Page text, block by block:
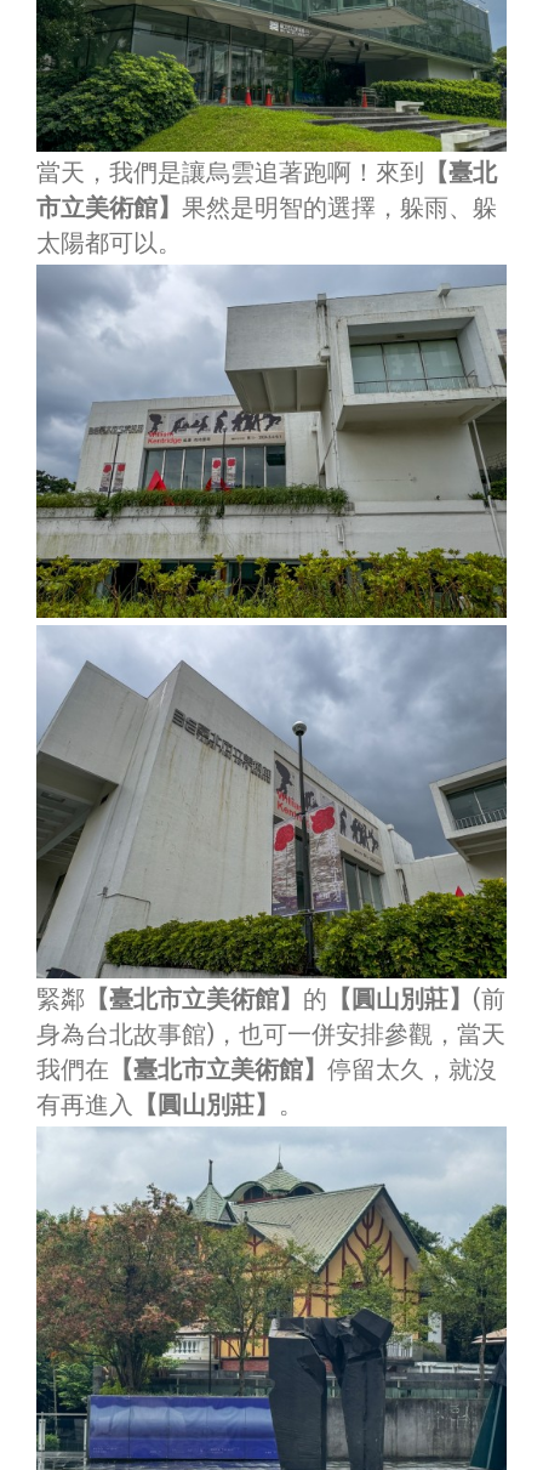
當天，我們是讓烏雲追著跑啊！來到
【臺北
市立美術館】 果然是明智的選擇，躲雨、躲
太陽都可以。
緊鄰 【臺北市立美術館】 的 【圓山別莊】 (前
身為台北故事館)，也可一併安排參觀，當天
我們在 【臺北市立美術館】 停留太久，就沒
有再進入
【圓山別莊】 。